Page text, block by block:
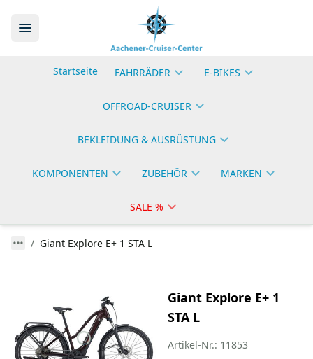
Startseite FAHRRÄDER E-BIKES
OFFROAD-CRUISER
BEKLEIDUNG & AUSRÜSTUNG
KOMPONENTEN ZUBEHÖR MARKEN
SALE %
Giant Explore E+ 1 STA L
Giant Explore E+ 1
STA L
Artikel-Nr.: 11853